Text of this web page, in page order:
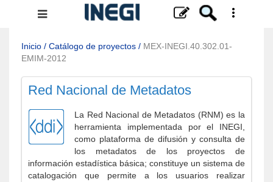
Menú
navegación
Inicio / Catálogo de proyectos / MEX-INEGI.40.302.01-
EMIM-2012
Red Nacional de Metadatos
La Red Nacional de Metadatos (RNM) es la
herramienta implementada por el INEGI,
como plataforma de difusión y consulta de
los metadatos de los proyectos de
información estadística básica; constituye un sistema de
catalogación que permite a los usuarios realizar